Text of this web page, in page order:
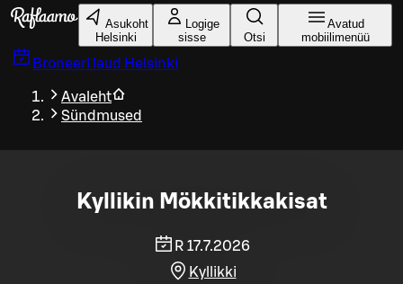
Liigu peamise sisu juurde
Asukoht
Helsinki
Logige
sisse
Otsi
Avatud
mobiilimenüü
Broneeri laud Helsinki
Avaleht
Sündmused
Kyllikin Mökkitikkakisat
R 17.7.2026
Kyllikki